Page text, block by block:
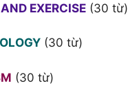
EXERCISE (30 từ)
(30 từ)
(30 từ)